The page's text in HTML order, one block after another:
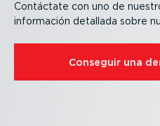
Contáctate con uno de
información detallada sobre
Conseguir una